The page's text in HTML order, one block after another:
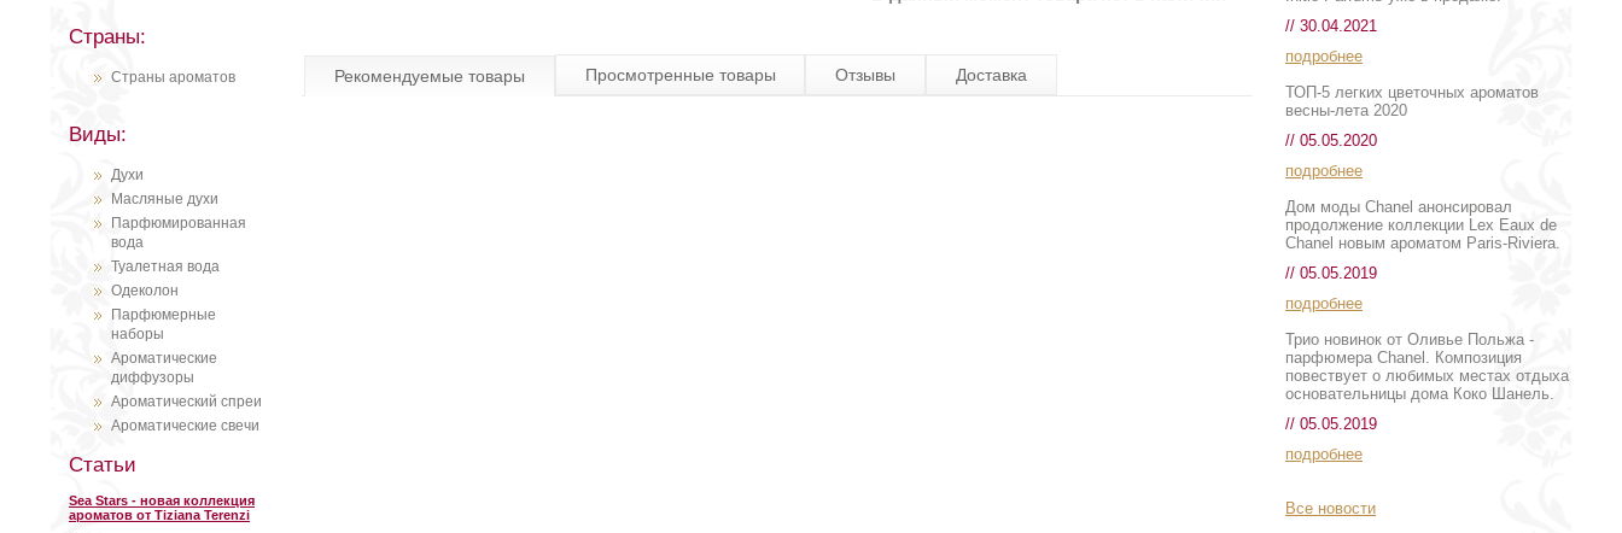
Страны:
Страны ароматов
Виды:
Духи
Масляные духи
Парфюмированная
вода
Туалетная вода
Одеколон
Парфюмерные
наборы
Ароматические
диффузоры
Ароматический спреи
Ароматические свечи
Статьи
Sea Stars - новая коллекция
ароматов от Tiziana Terenzi
Рекомендуемые товары Просмотренные товары Отзывы Доставка
// 30.04.2021
подробнее
ТОП-5 легких цветочных ароматов
весны-лета 2020
// 05.05.2020
подробнее
Дом моды Chanel анонсировал
продолжение коллекции Lex Eaux de
Chanel новым ароматом Paris-Riviera.
// 05.05.2019
подробнее
Трио новинок от Оливье Польжа -
парфюмера Chanel. Композиция
повествует о любимых местах отдыха
основательницы дома Коко Шанель.
// 05.05.2019
подробнее
Все новости